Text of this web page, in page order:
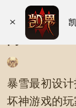
暗黑破坏神
暴雪最初设
坏神游戏的